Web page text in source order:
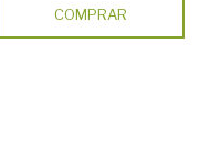
COMPRAR